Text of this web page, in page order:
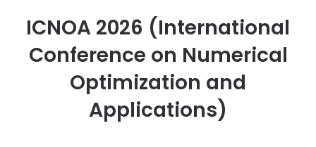
ICNOA 2026 (International
Conference on Numerical
Optimization and
Applications)